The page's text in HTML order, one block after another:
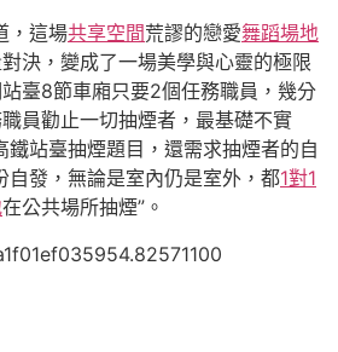
，這場共享空間荒謬的戀愛舞蹈場地
決，變成了一場美學與心靈的極限
臺8節車廂只要2個任務職員，幾分
員勸止一切抽煙者，最基礎不實
鐵站臺抽煙題目，還需求抽煙者的自
自發，無論是室內仍是室外，都1對1
在公共場所抽煙”。